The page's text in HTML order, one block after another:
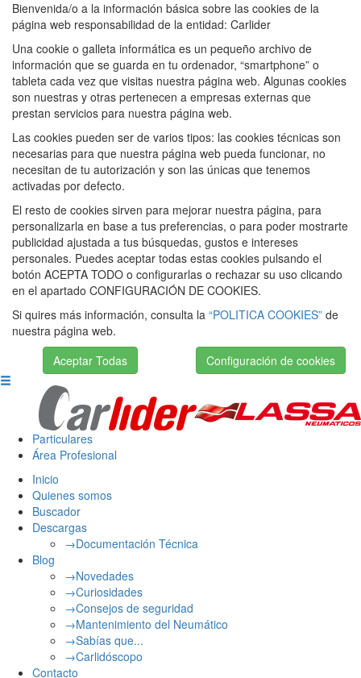
Bienvenida/o a la información básica sobre las cookies de la
página web responsabilidad de la entidad: Carlider
Una cookie o galleta informática es un pequeño archivo de
información que se guarda en tu ordenador, “smartphone” o
tableta cada vez que visitas nuestra página web. Algunas cookies
son nuestras y otras pertenecen a empresas externas que
prestan servicios para nuestra página web.
Las cookies pueden ser de varios tipos: las cookies técnicas son
necesarias para que nuestra página web pueda funcionar, no
necesitan de tu autorización y son las únicas que tenemos
activadas por defecto.
El resto de cookies sirven para mejorar nuestra página, para
personalizarla en base a tus preferencias, o para poder mostrarte
publicidad ajustada a tus búsquedas, gustos e intereses
personales. Puedes aceptar todas estas cookies pulsando el
botón ACEPTA TODO o configurarlas o rechazar su uso clicando
en el apartado CONFIGURACIÓN DE COOKIES.
Si quires más información, consulta la “POLITICA COOKIES” de
nuestra página web.
Aceptar Todas
Configuración de cookies
Particulares
Área Profesional
Inicio
Quienes somos
Buscador
Descargas
→Documentación Técnica
Blog
→Novedades
→Curiosidades
→Consejos de seguridad
→Mantenimiento del Neumático
→Sabías que...
→Carlidóscopo
Contacto